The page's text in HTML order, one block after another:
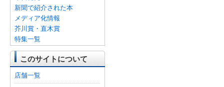
新聞で紹介された本
メディア化情報
芥川賞・直木賞
特集一覧
このサイトについて
店舗一覧